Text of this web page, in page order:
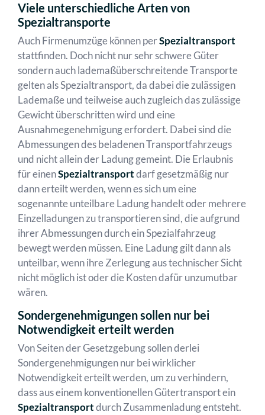
Viele unterschiedliche Arten von
Spezialtransporte
Auch Firmenumzüge können perSpezialtransport
stattfinden. Doch nicht nur sehr schwere Güter
sondern auch lademaßüberschreitende Transporte
gelten als Spezialtransport, da dabei die zulässigen
Lademaße und teilweise auch zugleich das zulässige
Gewicht überschritten wird und eine
Ausnahmegenehmigung erfordert. Dabei sind die
Abmessungen des beladenen Transportfahrzeugs
und nicht allein der Ladung gemeint. Die Erlaubnis
für einenSpezialtransportdarf gesetzmäßig nur
dann erteilt werden, wenn es sich um eine
sogenannte unteilbare Ladung handelt oder mehrere
Einzelladungen zu transportieren sind, die aufgrund
ihrer Abmessungen durch ein Spezialfahrzeug
bewegt werden müssen. Eine Ladung gilt dann als
unteilbar, wenn ihre Zerlegung aus technischer Sicht
nicht möglich ist oder die Kosten dafür unzumutbar
wären.
Sondergenehmigungen sollen nur bei
Notwendigkeit erteilt werden
Von Seiten der Gesetzgebung sollen derlei
Sondergenehmigungen nur bei wirklicher
Notwendigkeit erteilt werden, um zu verhindern,
dass aus einem konventionellen Gütertransport ein
Spezialtransportdurch Zusammenladung entsteht.